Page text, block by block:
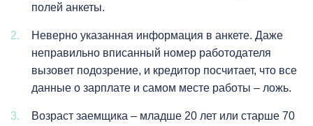
полей анкеты.
Неверно указанная информация в анкете. Даже
неправильно вписанный номер работодателя
вызовет подозрение, и кредитор посчитает, что все
данные о зарплате и самом месте работы – ложь.
Возраст заемщика – младше 20 лет или старше 70